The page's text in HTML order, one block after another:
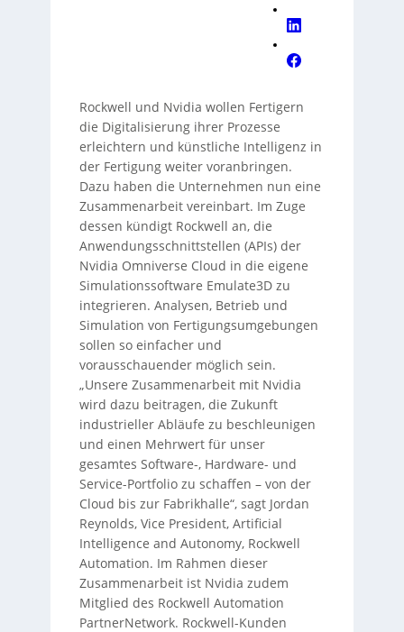
Rockwell und Nvidia wollen Fertigern
die Digitalisierung ihrer Prozesse
erleichtern und künstliche Intelligenz in
der Fertigung weiter voranbringen.
Dazu haben die Unternehmen nun eine
Zusammenarbeit vereinbart. Im Zuge
dessen kündigt Rockwell an, die
Anwendungsschnittstellen (APIs) der
Nvidia Omniverse Cloud in die eigene
Simulationssoftware Emulate3D zu
integrieren. Analysen, Betrieb und
Simulation von Fertigungsumgebungen
sollen so einfacher und
vorausschauender möglich sein.
„Unsere Zusammenarbeit mit Nvidia
wird dazu beitragen, die Zukunft
industrieller Abläufe zu beschleunigen
und einen Mehrwert für unser
gesamtes Software-, Hardware- und
Service-Portfolio zu schaffen – von der
Cloud bis zur Fabrikhalle“, sagt Jordan
Reynolds, Vice President, Artificial
Intelligence and Autonomy, Rockwell
Automation. Im Rahmen dieser
Zusammenarbeit ist Nvidia zudem
Mitglied des Rockwell Automation
PartnerNetwork. Rockwell-Kunden